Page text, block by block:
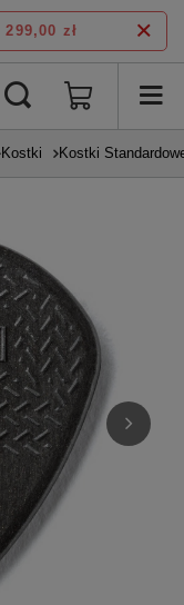
299,00 zł
Kostki Kostki